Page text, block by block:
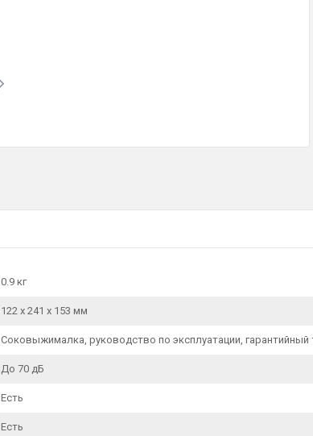
0.9 кг
122 х 241 х 153 мм
Соковыжималка, руководство по эксплуатации, гарантийный
До 70 дБ
Есть
Есть